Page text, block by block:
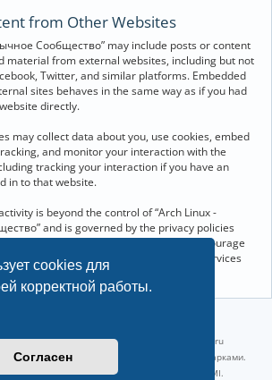
cookies для
корректной работы.
Согласен
from Other Websites
Сообщество” may include posts or content
material from external websites, including but not
Twitter, and similar platforms. Embedded
sites behaves in the same way as if you had
directly.
may collect data about you, use cookies, embed
and monitor your interaction with the
tracking your interaction if you have an
in to that website.
is beyond the control of “Arch Linux -
and is governed by the privacy policies
the respective external websites. We encourage
and cookie policies of any third-party services
embedded content.
x86_64 GNU/Linux 2026-07-26 08:48:12 |
vps reg.ru
Linux ™ являются признанными торговыми марками.
торговая марка Linus Torvalds и LMI.